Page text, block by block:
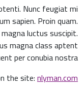
Nunc feugiat mi
sapien. Proin quam.
luctus suscipit.
magna class aptent
per conubia nostra.
the site:nlyman.com